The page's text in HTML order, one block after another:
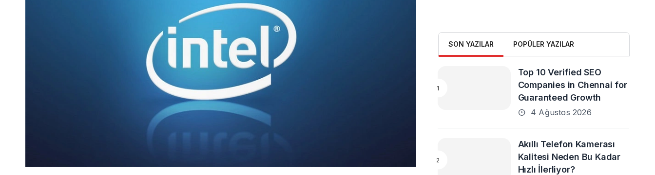
SON YAZILAR POPÜLER YAZILAR
Top 10 Verified SEO
Companies in Chennai for
Guaranteed Growth
4 Ağustos 2026
Akıllı Telefon Kamerası
Kalitesi Neden Bu Kadar
Hızlı İlerliyor?